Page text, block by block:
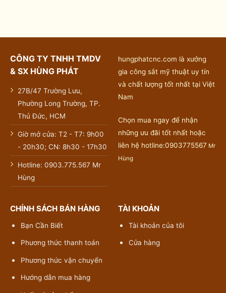
CÔNG TY TNHH TMDV
& SX HÙNG PHÁT
27B/47 Trường Lưu,
Phường Long Trường, TP.
Thủ Đức, HCM
Giờ mở cửa: T2 - T7: 9h00
- 20h30; CN: 8h30 - 17h30
Hotline: 0903.775.567 Mr
Hùng
hungphatcnc.com là xưởng
gia công sắt mỹ thuật uy tín
và chất lượng tốt nhất tại Việt
Nam
Chọn mua ngay để nhận
những ưu đãi tốt nhất hoặc
liên hệ hotline:0903775567 Mr
Hùng
CHÍNH SÁCH BÁN HÀNG
Bạn Cần Biết
Phương thức thanh toán
Phương thức vận chuyển
Hướng dẫn mua hàng
TÀI KHOẢN
Tài khoản của tôi
Cửa hàng